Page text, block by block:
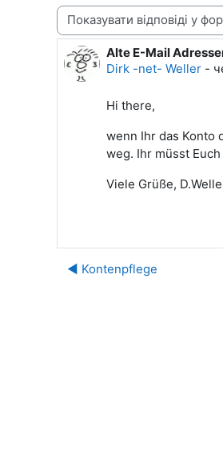
Тип показу
Alte E-Mail
Dirk -net- Weller -
Кількість
Hi there,
wenn Ihr das Konto
weg. Ihr müsst
Viele Grüße,
◀︎ Kontenpflege